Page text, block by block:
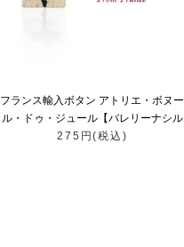
フランス輸入ボタン アトリエ・ボヌー
ル・ドゥ・ジュール【バレリーナシル
エットモノトーンB】
275円(税込)